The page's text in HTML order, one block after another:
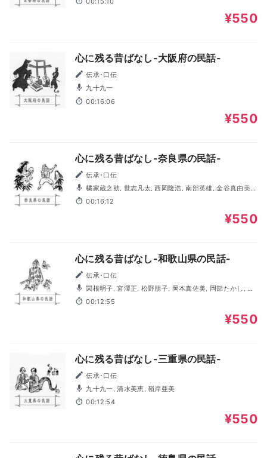
¥550
心に残る昔ばなし-大阪府の民話-
伝承･口伝
九十九一
00:16:06
¥550
心に残る昔ばなし-奈良県の民話-
伝承･口伝
橘家蔵之助, 世志凡太, 西岡隆浩, 南部英雄, 金谷真由美,
岡部たかし, 新田聡子, 藤真秀
00:16:12
¥550
心に残る昔ばなし-和歌山県の民話-
伝承･口伝
関根明子, 宮澤正, 松野朋子, 岡本真佐美, 岡部たかし, 岩
谷健司, 新田聡子, 篠原功
00:12:55
¥550
心に残る昔ばなし-三重県の民話-
伝承･口伝
九十九一, 清水美恵, 嶺岸亜美
00:12:54
¥550